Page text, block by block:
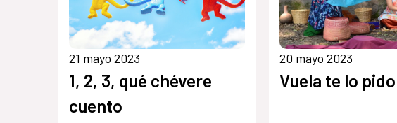
21 mayo 2023
1, 2, 3, qué chévere
cuento
20 mayo 2023
Vuela te lo pido